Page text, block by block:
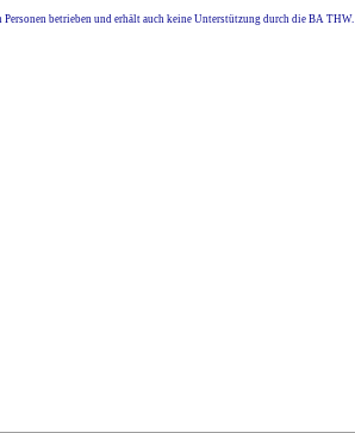
betrieben und erhält auch keine Unterstützung durch die BA THW.